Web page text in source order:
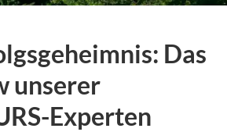
Das
unserer
Experten